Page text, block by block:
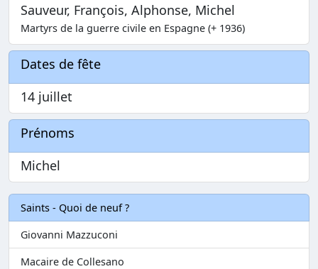
Sauveur, François, Alphonse, Michel
Martyrs de la guerre civile en Espagne (+ 1936)
Dates de fête
14 juillet
Prénoms
Michel
Saints - Quoi de neuf ?
Giovanni Mazzuconi
Macaire de Collesano